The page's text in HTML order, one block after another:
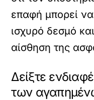
επαφή μπορεί
ισχυρό δεσμό
αίσθηση της
Δείξτε
των